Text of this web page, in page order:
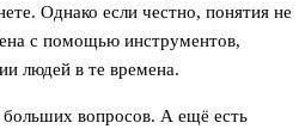
Однако если честно, понятия не
с помощью инструментов,
людей в те времена.
вопросов. А ещё есть